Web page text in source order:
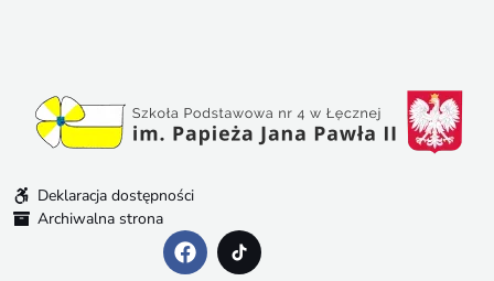
Deklaracja dostępności
Archiwalna strona